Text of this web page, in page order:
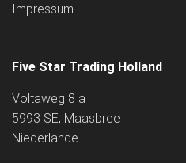
Impressum
Five Star Trading Holland
Voltaweg 8 a
5993 SE, Maasbree
Niederlande